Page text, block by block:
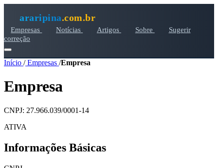
araripina.com.br
Empresas Notícias Artigos Sobre
Sugerir
correção
Início /Empresas /Empresa
Empresa
CNPJ: 27.966.039/0001-14
ATIVA
Informações Básicas